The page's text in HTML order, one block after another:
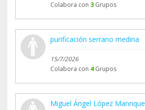
Colabora con 3 Grupos
purificación serrano medina
15/7/2026
Colabora con 4 Grupos
Miguel Ángel López Manrique